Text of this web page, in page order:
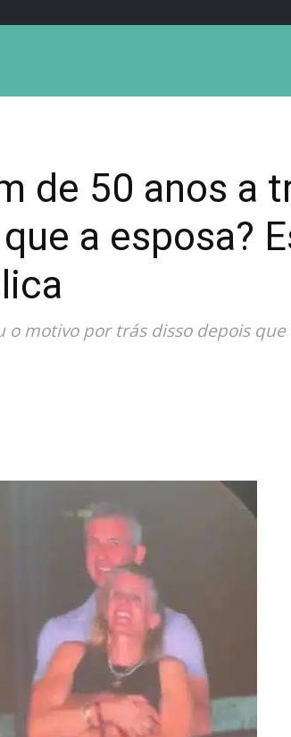
de 50 anos a
a esposa?
motivo por trás disso depois